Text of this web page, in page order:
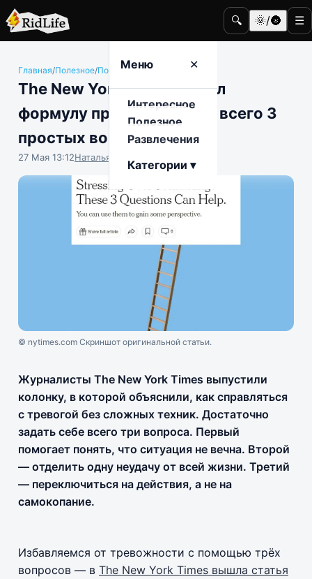
🔍 🌞/🌚 ☰
Меню ✕
Интересное
Полезное
Развлечения
Категории ▾
Главная/Полезное/Полезные советы
The New York Times выдал
формулу против тревоги: всего 3
простых вопроса
27 Мая 13:12Наталья Герасимова
© nytimes.com Скриншот оригинальной статьи.
Журналисты The New York Times выпустили
колонку, в которой объяснили, как справляться
с тревогой без сложных техник. Достаточно
задать себе всего три вопроса. Первый
помогает понять, что ситуация не вечна. Второй
— отделить одну неудачу от всей жизни. Третий
— переключиться на действия, а не на
самокопание.
Избавляемся от тревожности с помощью трёх
вопросов — в The New York Times вышла статья